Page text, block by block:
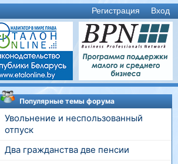
Вход
Регистрация
Популярные темы форума
Увольнение и неспользованный
отпуск
Два гражданства две пенсии